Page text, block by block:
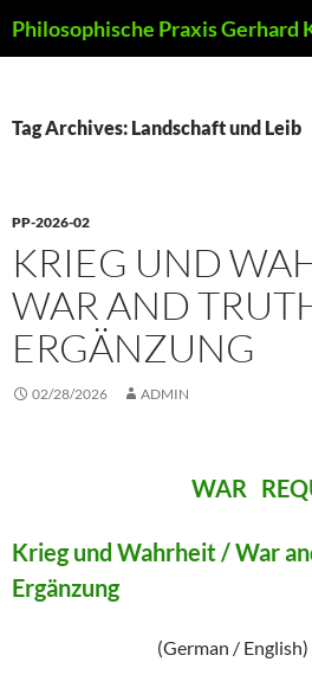
to
Tag Archives: Landschaft und Leib
PP-2026-02
KRIEG UND
WAR AND
ERGÄNZUNG
02/28/2026 ADMIN
WAR
Krieg und Wahrheit / War
Ergänzung
(German / English)